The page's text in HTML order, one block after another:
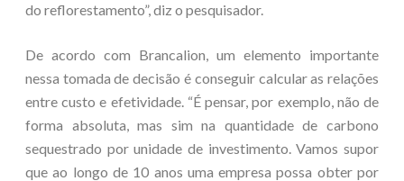
do reflorestamento”, diz o pesquisador.
De acordo com Brancalion, um elemento importante
nessa tomada de decisão é conseguir calcular as relações
entre custo e efetividade. “É pensar, por exemplo, não de
forma absoluta, mas sim na quantidade de carbono
sequestrado por unidade de investimento. Vamos supor
que ao longo de 10 anos uma empresa possa obter por